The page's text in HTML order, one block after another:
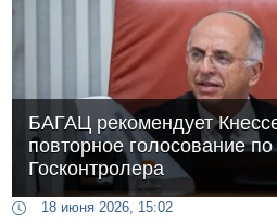
БАГАЦ рекомендует
повторное голосование
Госконтролера
18 июня 2026, 15:02